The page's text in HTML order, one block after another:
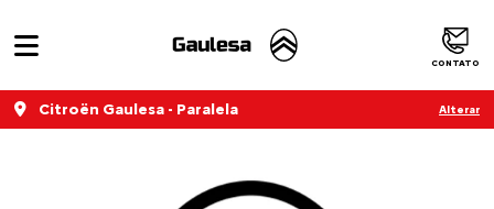
CONTATO
Citroën Gaulesa - Paralela Alterar